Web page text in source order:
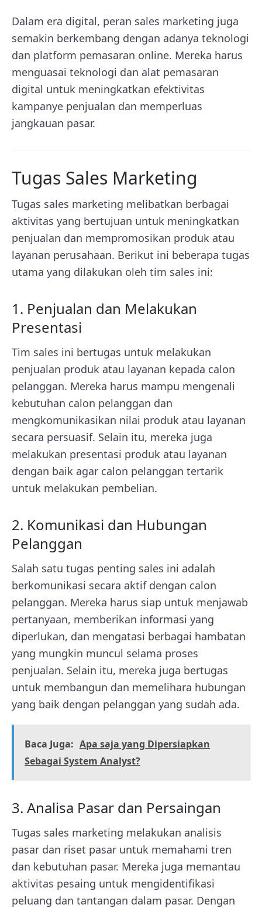
Dalam era digital, peran sales marketing juga
semakin berkembang dengan adanya teknologi
dan platform pemasaran online. Mereka harus
menguasai teknologi dan alat pemasaran
digital untuk meningkatkan efektivitas
kampanye penjualan dan memperluas
jangkauan pasar.
Tugas Sales Marketing
Tugas sales marketing melibatkan berbagai
aktivitas yang bertujuan untuk meningkatkan
penjualan dan mempromosikan produk atau
layanan perusahaan. Berikut ini beberapa tugas
utama yang dilakukan oleh tim sales ini:
1. Penjualan dan Melakukan
Presentasi
Tim sales ini bertugas untuk melakukan
penjualan produk atau layanan kepada calon
pelanggan. Mereka harus mampu mengenali
kebutuhan calon pelanggan dan
mengkomunikasikan nilai produk atau layanan
secara persuasif. Selain itu, mereka juga
melakukan presentasi produk atau layanan
dengan baik agar calon pelanggan tertarik
untuk melakukan pembelian.
2. Komunikasi dan Hubungan
Pelanggan
Salah satu tugas penting sales ini adalah
berkomunikasi secara aktif dengan calon
pelanggan. Mereka harus siap untuk menjawab
pertanyaan, memberikan informasi yang
diperlukan, dan mengatasi berbagai hambatan
yang mungkin muncul selama proses
penjualan. Selain itu, mereka juga bertugas
untuk membangun dan memelihara hubungan
yang baik dengan pelanggan yang sudah ada.
Baca Juga: Apa saja yang Dipersiapkan
Sebagai System Analyst?
3. Analisa Pasar dan Persaingan
Tugas sales marketing melakukan analisis
pasar dan riset pasar untuk memahami tren
dan kebutuhan pasar. Mereka juga memantau
aktivitas pesaing untuk mengidentifikasi
peluang dan tantangan dalam pasar. Dengan